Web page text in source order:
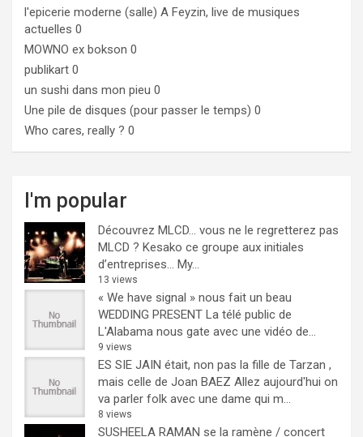
l'epicerie moderne (salle) A Feyzin, live de musiques
actuelles 0
MOWNO ex bokson 0
publikart 0
un sushi dans mon pieu 0
Une pile de disques (pour passer le temps) 0
Who cares, really ? 0
I'm popular
Découvrez MLCD… vous ne le regretterez pas
MLCD ? Kesako ce groupe aux initiales
d’entreprises… My...
13 views
« We have signal » nous fait un beau
WEDDING PRESENT La télé public de
L'Alabama nous gate avec une vidéo de...
9 views
ES SIE JAIN était, non pas la fille de Tarzan ,
mais celle de Joan BAEZ Allez aujourd'hui on
va parler folk avec une dame qui m...
8 views
SUSHEELA RAMAN se la ramène / concert